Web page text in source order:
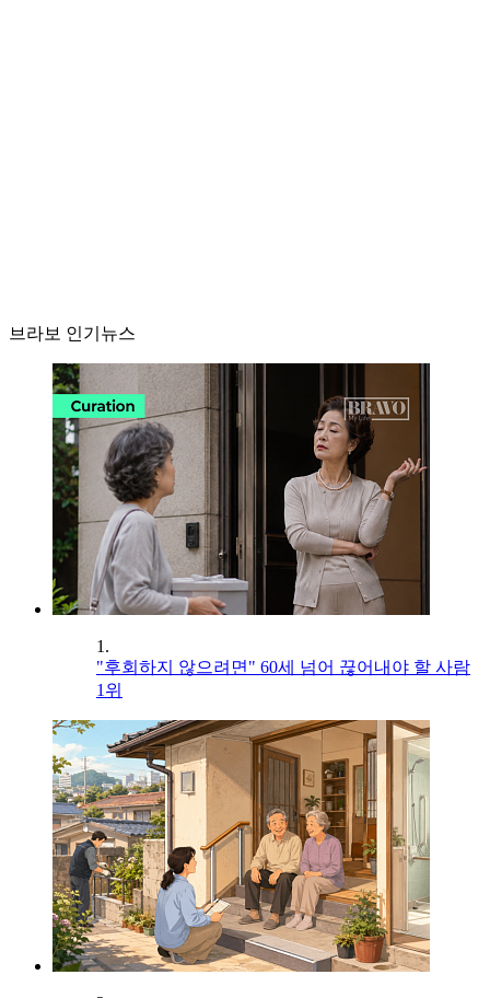
브라보 인기뉴스
1.
"후회하지 않으려면" 60세 넘어 끊어내야 할 사람
1위